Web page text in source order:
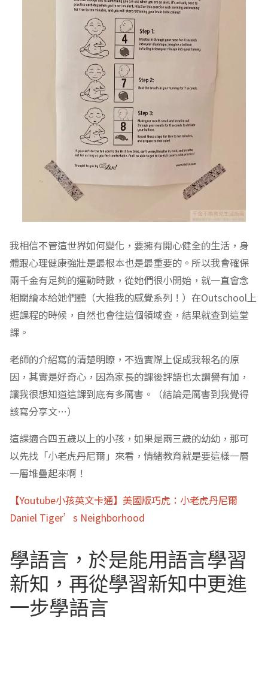
我相信不管這世界如何變化，要擁有開心健全的生活，身
體跟心理健康強壯是最根本也是最重要的。所以我會確保
兩千金有足夠的運動時數，從她們很小開始，就一直會念
相關繪本給她們聽（大推我的感覺系列！）在Outschool上
逛課程的時候，自然也會往這個領域查，結果就查到這堂
課。
老師的介紹寫的清楚明瞭，不過實際上促成我報名的原
因，其實是好奇心，因為家長的課後評語也太讚譽有加，
讓我很想知道這課到底有多厲害。（結論是厲害到我覺得
該寫分享文…）
這課適合四五歲以上的小孩，如果是兩三歲的幼幼，那可
以先找「小老虎丹尼爾」來看，情緒教育就是要這樣一層
一層堆疊起來啊！
【Youtube小孩英文卡通】美國版巧虎：小老虎丹尼爾
Daniel Tiger’s Neighborhood
學語言，於是能用語言學習
新知，再從學習新知中更進
一步學語言